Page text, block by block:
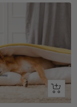
Olhada
rápida